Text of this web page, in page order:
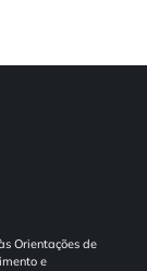
Orientações de
e